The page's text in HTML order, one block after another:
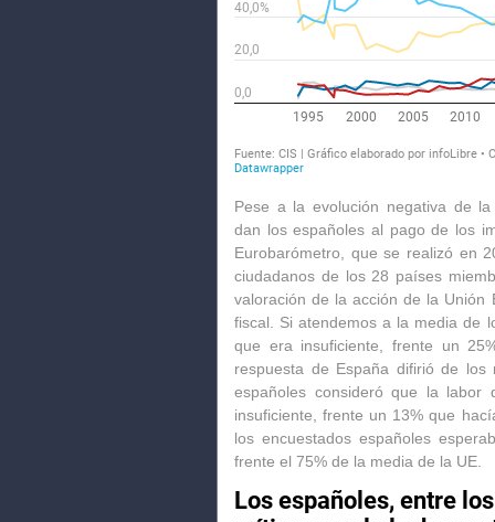
Pese a la evolución negativa de
dan los españoles al pago de los
Eurobarómetro, que se realizó en
ciudadanos de los 28 países
valoración de la acción de la
fiscal. Si atendemos a la media de
que era insuficiente, frente un
respuesta de España difirió de
españoles consideró que la
insuficiente , frente un 13% que
los encuestados españoles
frente el 75% de la media de la UE.